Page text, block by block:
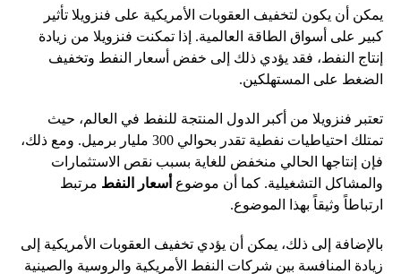
يمكن أن يكون لتخفيف العقوبات الأمريكية على فنزويلا تأثير
كبير على أسواق الطاقة العالمية. إذا تمكنت فنزويلا من زيادة
إنتاج النفط، فقد يؤدي ذلك إلى خفض أسعار النفط وتخفيف
الضغط على المستهلكين.
تعتبر فنزويلا من أكبر الدول المنتجة للنفط في العالم، حيث
تمتلك احتياطيات نفطية تقدر بحوالي 300 مليار برميل. ومع ذلك،
فإن إنتاجها الحالي منخفض للغاية بسبب نقص الاستثمارات
والمشاكل التشغيلية. كما أن موضوع أسعار النفط مرتبط
ارتباطاً وثيقاً بهذا الموضوع.
بالإضافة إلى ذلك، يمكن أن يؤدي تخفيف العقوبات الأمريكية إلى
زيادة المنافسة بين شركات النفط الأمريكية والروسية والصينية